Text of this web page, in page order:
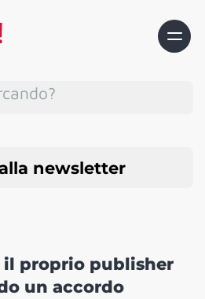
newsletter
proprio publisher
un accordo